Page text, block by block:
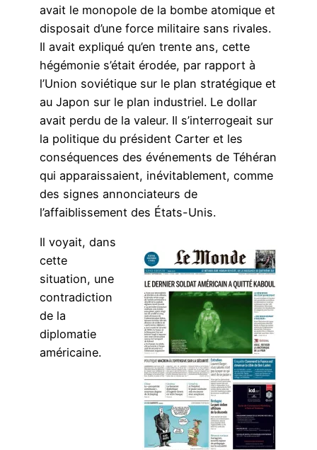
avait le monopole de la bombe atomique et
disposait d’une force militaire sans rivales.
Il avait expliqué qu’en trente ans, cette
hégémonie s’était érodée, par rapport à
l’Union soviétique sur le plan stratégique et
au Japon sur le plan industriel. Le dollar
avait perdu de la valeur. Il s’interrogeait sur
la politique du président Carter et les
conséquences des événements de Téhéran
qui apparaissaient, inévitablement, comme
des signes annonciateurs de
l’affaiblissement des États-Unis.
Il voyait, dans
cette
situation, une
contradiction
de la
diplomatie
américaine.